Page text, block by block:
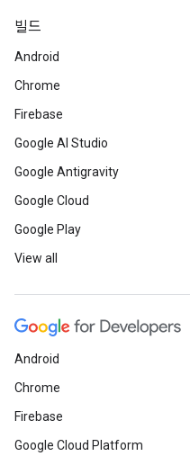
빌드
Android
Chrome
Firebase
Google AI Studio
Google Antigravity
Google Cloud
Google Play
View all
Android
Chrome
Firebase
Google Cloud Platform